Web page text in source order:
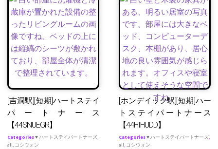
[吉洞駅][短期]ハートステイ
パートナース
【44SNUEGR】
Categories♥ ハートステイパートナーズ,
all, コシウォン
[ホンデイック駅][短期]ハー
トステイパートナース
【44HIHUDD】
Categories♥ ハートステイパートナーズ,
all, コシウォン